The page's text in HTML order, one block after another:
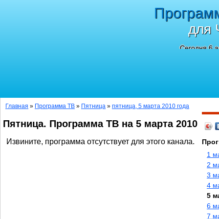
для
Сегодня 6
Главная » Программа ТВ » Пятница » пятница, 5 марта 2010 года
Пятница. Программа ТВ на 5 марта 2010
Извините, программа отсутствует для этого канала.
1
2
3
4
5
6
7